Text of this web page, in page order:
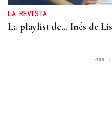
LA REVISTA
La playlist de... Inés de Lis